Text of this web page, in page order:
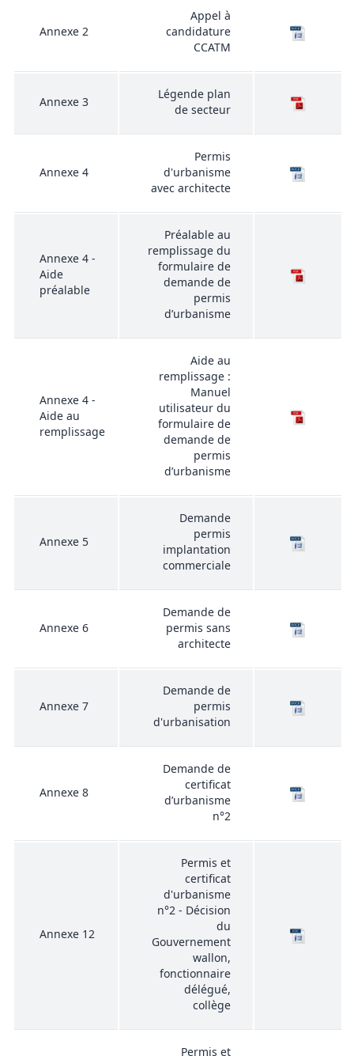
Annexe 2
Appel à
candidature
CCATM
Annexe 3
Légende plan
de secteur
Annexe 4
Permis
d'urbanisme
avec architecte
Annexe 4 -
Aide
préalable
Préalable au
remplissage du
formulaire de
demande de
permis
d’urbanisme
Annexe 4 -
Aide au
remplissage
Aide au
remplissage :
Manuel
utilisateur du
formulaire de
demande de
permis
d’urbanisme
Annexe 5
Demande
permis
implantation
commerciale
Annexe 6
Demande de
permis sans
architecte
Annexe 7
Demande de
permis
d'urbanisation
Annexe 8
Demande de
certificat
d’urbanisme
n°2
Annexe 12
Permis et
certificat
d'urbanisme
n°2 - Décision
du
Gouvernement
wallon,
fonctionnaire
délégué,
collège
Permis et